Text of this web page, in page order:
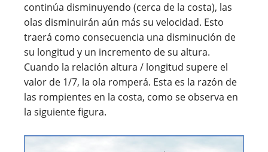
continúa disminuyendo (cerca de la costa), las
olas disminuirán aún más su velocidad. Esto
traerá como consecuencia una disminución de
su longitud y un incremento de su altura.
Cuando la relación altura / longitud supere el
valor de 1/7, la ola romperá. Esta es la razón de
las rompientes en la costa, como se observa en
la siguiente figura.